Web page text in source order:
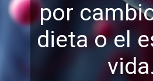
por
dieta o el
vida.